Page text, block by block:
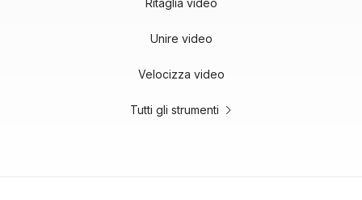
Ritaglia video
Unire video
Velocizza video
Tutti gli strumenti